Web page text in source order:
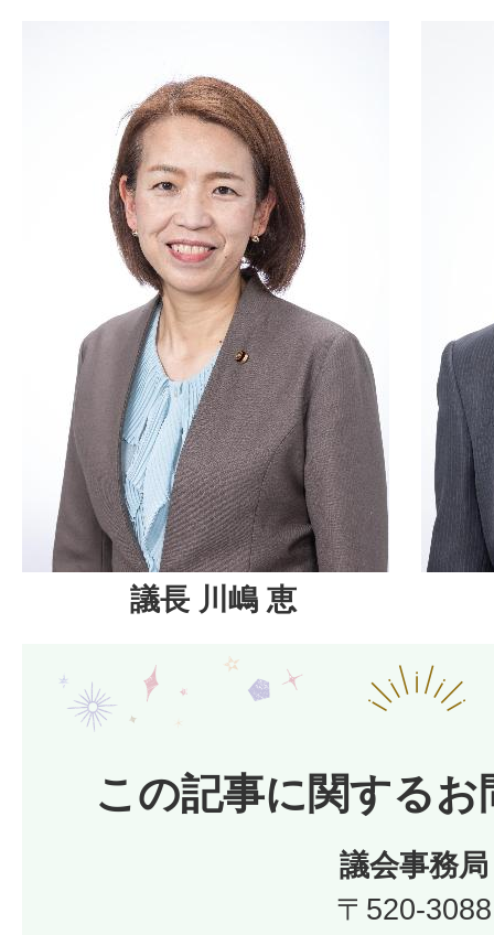
議長 川嶋 恵
この記事に関するお
議会事務局
〒520-3088